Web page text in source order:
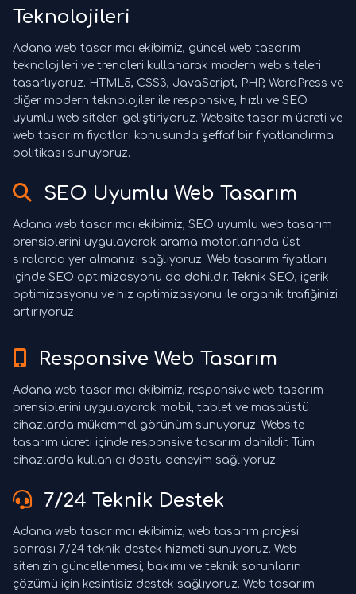
Teknolojileri
Adana web tasarımcı ekibimiz, güncel web tasarım
teknolojileri ve trendleri kullanarak modern web siteleri
tasarlıyoruz. HTML5, CSS3, JavaScript, PHP, WordPress ve
diğer modern teknolojiler ile responsive, hızlı ve SEO
uyumlu web siteleri geliştiriyoruz. Website tasarım ücreti ve
web tasarım fiyatları konusunda şeffaf bir fiyatlandırma
politikası sunuyoruz.
SEO Uyumlu Web Tasarım
Adana web tasarımcı ekibimiz, SEO uyumlu web tasarım
prensiplerini uygulayarak arama motorlarında üst
sıralarda yer almanızı sağlıyoruz. Web tasarım fiyatları
içinde SEO optimizasyonu da dahildir. Teknik SEO, içerik
optimizasyonu ve hız optimizasyonu ile organik trafiğinizi
artırıyoruz.
Responsive Web Tasarım
Adana web tasarımcı ekibimiz, responsive web tasarım
prensiplerini uygulayarak mobil, tablet ve masaüstü
cihazlarda mükemmel görünüm sunuyoruz. Website
tasarım ücreti içinde responsive tasarım dahildir. Tüm
cihazlarda kullanıcı dostu deneyim sağlıyoruz.
7/24 Teknik Destek
Adana web tasarımcı ekibimiz, web tasarım projesi
sonrası 7/24 teknik destek hizmeti sunuyoruz. Web
sitenizin güncellenmesi, bakımı ve teknik sorunların
çözümü için kesintisiz destek sağlıyoruz. Web tasarım